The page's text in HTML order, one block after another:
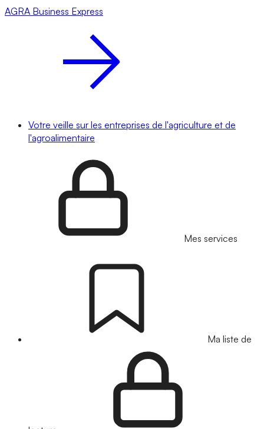
AGRA Business Express
Votre veille sur les entreprises de l'agriculture et de
l'agroalimentaire
Mes services
Ma liste de